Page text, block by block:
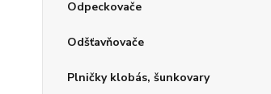
Odpeckovače
Odšťavňovače
Plničky klobás, šunkovary